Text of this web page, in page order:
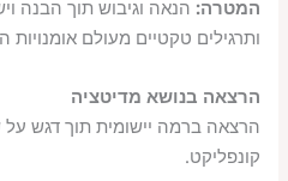
המטרה: הנאה וגיבוש תוך הבנה
ותרגילים טקטיים מעולם אומנויות
הרצאה בנושא מדיטציה
הרצאה ברמה יישומית תוך דגש
קונפליקט.